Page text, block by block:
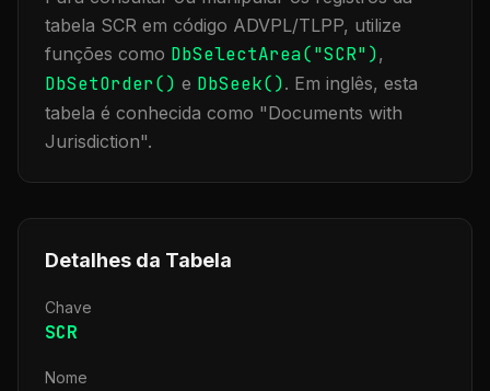
tabela SCR em código ADVPL/TLPP, utilize
funções como DbSelectArea("SCR"),
DbSetOrder() e DbSeek(). Em inglês, esta
tabela é conhecida como "Documents with
Jurisdiction".
Detalhes da Tabela
Chave
SCR
Nome